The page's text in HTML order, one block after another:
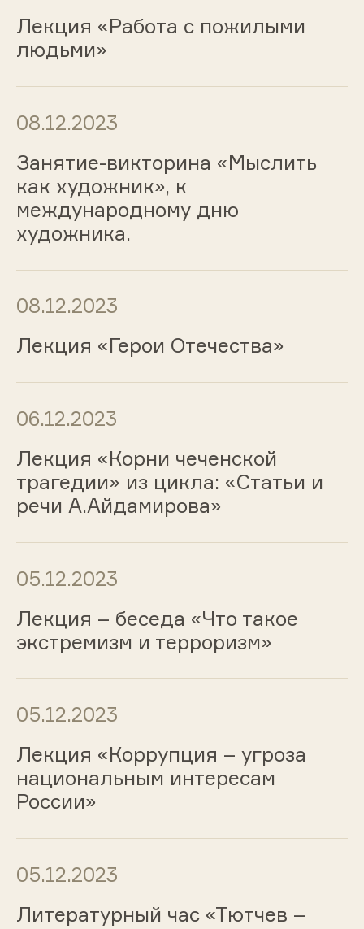
Лекция «Работа с пожилыми
людьми»
08.12.2023
Занятие-викторина «Мыслить
как художник», к
международному дню
художника.
08.12.2023
Лекция «Герои Отечества»
06.12.2023
Лекция «Корни чеченской
трагедии» из цикла: «Статьи и
речи А.Айдамирова»
05.12.2023
Лекция – беседа «Что такое
экстремизм и терроризм»
05.12.2023
Лекция «Коррупция – угроза
национальным интересам
России»
05.12.2023
Литературный час «Тютчев –